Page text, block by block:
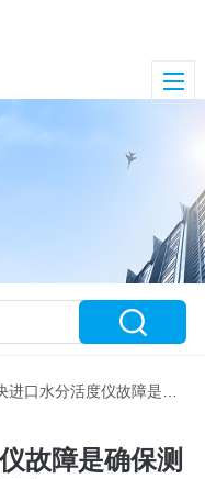
分活度仪故障是确保测量准确的关键
故障是确保测